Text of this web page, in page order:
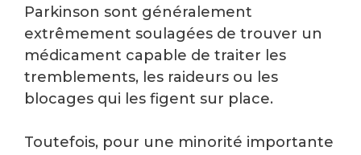
Parkinson sont généralement
extrêmement soulagées de trouver un
médicament capable de traiter les
tremblements, les raideurs ou les
blocages qui les figent sur place.
Toutefois, pour une minorité importante